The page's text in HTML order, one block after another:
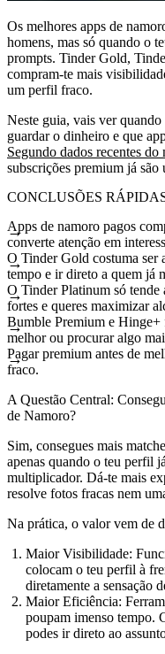
Os melhores apps de
homens, mas só quando o
prompts. Tinder Gold,
compram-te mais
um perfil fraco.
Neste guia, vais ver
guardar o dinheiro e que
Segundo dados recentes
subscrições premium já são
CONCLUSÕES
Apps de namoro pagos
converte atenção em
O Tinder Gold costuma ser
tempo e ir direto a quem já
O Tinder Platinum só tende
fortes e queres maximizar
Bumble Premium e Hinge+
melhor ou procurar algo
Pagar premium antes de
fraco.
A Questão Central:
de Namoro?
Sim, consegues mais
apenas quando o teu perfil
multiplicador. Dá-te mais
resolve fotos fracas nem
Na prática, o valor vem de
Maior Visibilidade:
colocam o teu perfil à
diretamente a sensação
Maior Eficiência:
poupam imenso tempo.
podes ir direto ao